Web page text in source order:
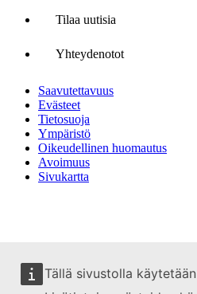
Tällä sivustolla
Tilaa uutisia
Yhteydenotot
Saavutettavuus
Evästeet
Tietosuoja
Ympäristö
Oikeudellinen huomautus
Avoimuus
Sivukartta